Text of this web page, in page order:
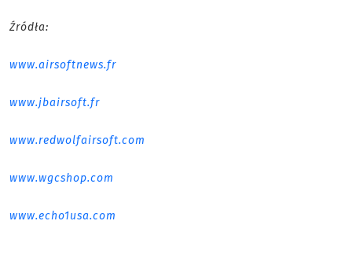
Źródła:
www.airsoftnews.fr
www.jbairsoft.fr
www.redwolfairsoft.com
www.wgcshop.com
www.echo1usa.com